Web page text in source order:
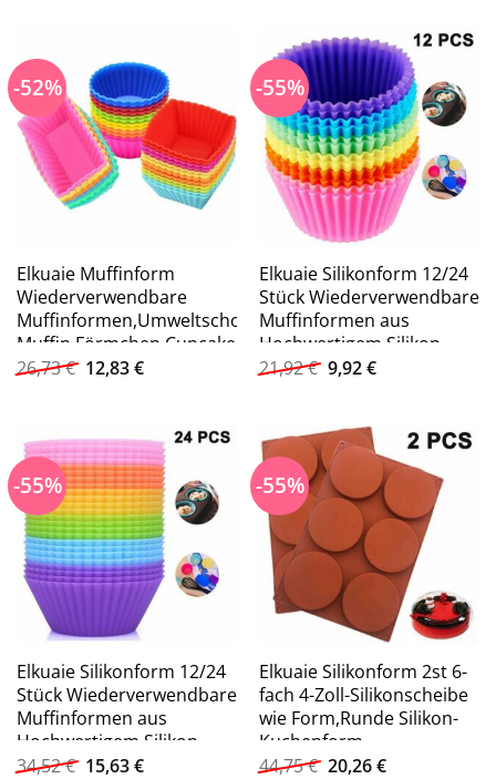
-52%
Elkuaie Muffinform
Wiederverwendbare
Muffinformen,Umweltschonend
Muffin Förmchen Cupcake
26,73€ Ursprünglicher
Preis
12,83€Aktueller
-55%
Elkuaie Silikonform 12/24
Stück Wiederverwendbare
Muffinformen aus
Hochwertigem Silikon,
(12-tlg)
21,92€ Ursprünglicher
Preis
21,92 €
9,92€Aktueller
-55%
Elkuaie Silikonform 12/24
Stück Wiederverwendbare
Muffinformen aus
Hochwertigem Silikon,
(24-tlg)
34,52€ Ursprünglicher
15,63€Aktueller
-55%
Elkuaie Silikonform 2st 6-
fach 4-Zoll-Silikonscheibe
wie Form,Runde Silikon-
Kuchenform
44,75€ Ursprünglicher
20,26€Aktueller